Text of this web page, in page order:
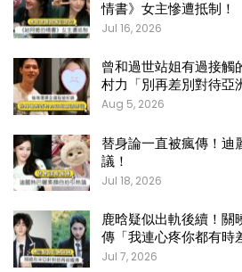
情書》女主慘遭抵制！
Jul 16, 2026
曾和過世站姐有過接觸
村力「別再差別對待亞
Aug 5, 2026
替身論一直被瘋傳！迪
議！
Jul 18, 2026
鹿晗疑似出軌後續！關
傳「我連心疼你都有時
Jul 7, 2026